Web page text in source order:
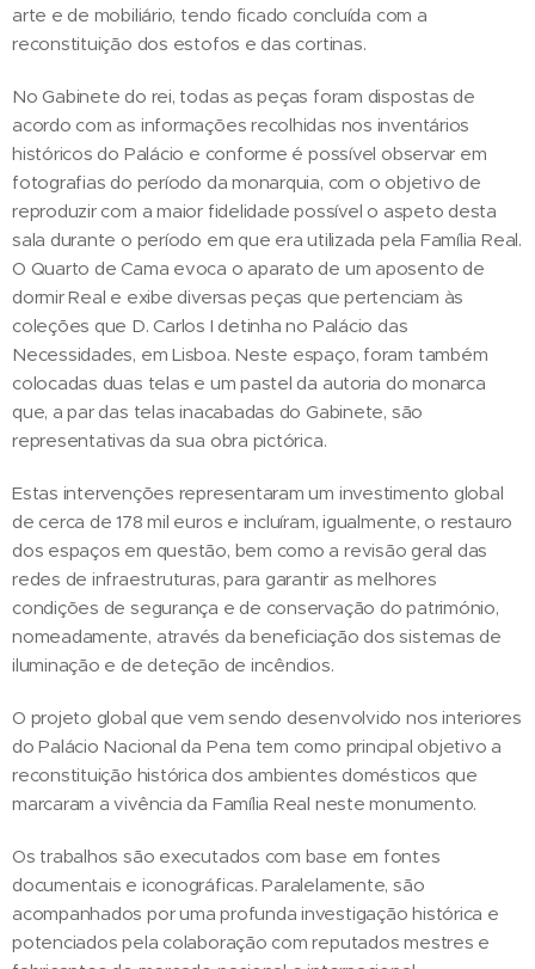
arte e de mobiliário, tendo ficado concluída com a
reconstituição dos estofos e das cortinas.
No Gabinete do rei, todas as peças foram dispostas de
acordo com as informações recolhidas nos inventários
históricos do Palácio e conforme é possível observar em
fotografias do período da monarquia, com o objetivo de
reproduzir com a maior fidelidade possível o aspeto desta
sala durante o período em que era utilizada pela Família Real.
O Quarto de Cama evoca o aparato de um aposento de
dormir Real e exibe diversas peças que pertenciam às
coleções que D. Carlos I detinha no Palácio das
Necessidades, em Lisboa. Neste espaço, foram também
colocadas duas telas e um pastel da autoria do monarca
que, a par das telas inacabadas do Gabinete, são
representativas da sua obra pictórica.
Estas intervenções representaram um investimento global
de cerca de 178 mil euros e incluíram, igualmente, o restauro
dos espaços em questão, bem como a revisão geral das
redes de infraestruturas, para garantir as melhores
condições de segurança e de conservação do património,
nomeadamente, através da beneficiação dos sistemas de
iluminação e de deteção de incêndios.
O projeto global que vem sendo desenvolvido nos interiores
do Palácio Nacional da Pena tem como principal objetivo a
reconstituição histórica dos ambientes domésticos que
marcaram a vivência da Família Real neste monumento.
Os trabalhos são executados com base em fontes
documentais e iconográficas. Paralelamente, são
acompanhados por uma profunda investigação histórica e
potenciados pela colaboração com reputados mestres e